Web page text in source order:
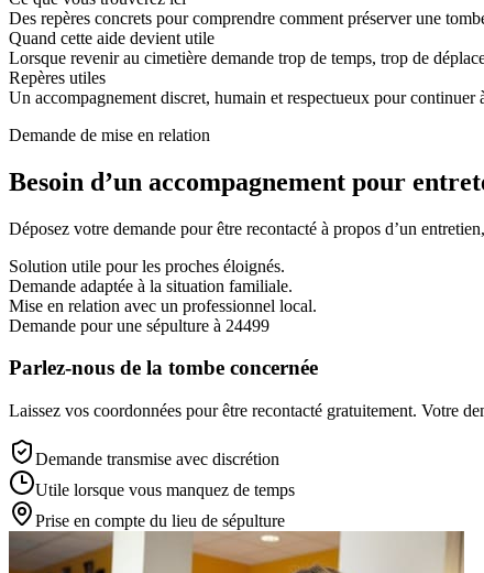
Des repères concrets pour comprendre comment préserver une
Quand cette aide devient utile
Lorsque revenir au cimetière demande trop de temps, trop de
Repères utiles
Un accompagnement discret, humain et respectueux pour
Demande de mise en relation
Besoin d’un accompagnement pour
Déposez votre demande pour être recontacté à propos d’un
Solution utile pour les proches éloignés.
Demande adaptée à la situation familiale.
Mise en relation avec un professionnel local.
Demande pour une sépulture à 24499
Parlez-nous de la tombe concernée
Laissez vos coordonnées pour être recontacté gratuitement. Votre
Demande transmise avec discrétion
Utile lorsque vous manquez de temps
Prise en compte du lieu de sépulture